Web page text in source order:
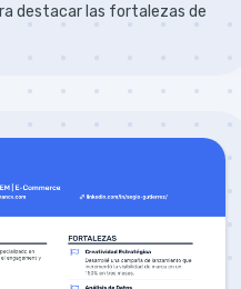
destacar las fortalezas de